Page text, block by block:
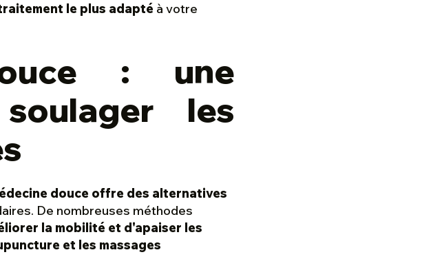
le plus adapté à votre
: une
les
douce offre des alternatives
De nombreuses méthodes
la mobilité et d'apaiser les
et les massages